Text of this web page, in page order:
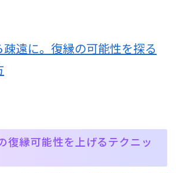
遠に。復縁の可能性を探る
復縁可能性を上げるテクニッ